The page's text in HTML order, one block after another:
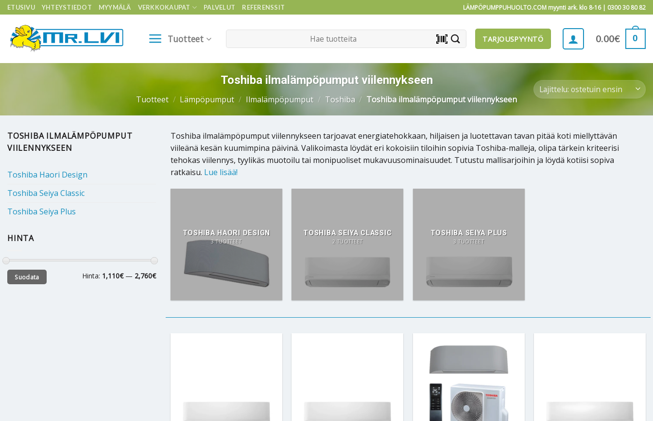
Skip
to
content
ETUSIVU YHTEYSTIEDOT MYYMÄLÄ VERKKOKAUPAT PALVELUT REFERENSSIT LÄMPÖPUMPPUHUOLTO.COM myynti ark. klo 8-16 | 0300 30 80 82
Tuotteet barcode_scanner TARJOUSPYYNTÖ 0.00€ 0
Toshiba ilmalämpöpumput viilennykseen
Tuotteet / Lämpöpumput / Ilmalämpöpumput / Toshiba / Toshiba ilmalämpöpumput viilennykseen
TOSHIBA ILMALÄMPÖPUMPUT
VIILENNYKSEEN
Toshiba Haori Design
Toshiba Seiya Classic
Toshiba Seiya Plus
HINTA
Minimihinta
Maksimihinta
Suodata Hinta: 1,110€— 2,760€
Toshiba ilmalämpöpumput viilennykseen tarjoavat energiatehokkaan, hiljaisen ja luotettavan tavan pitää koti miellyttävän
viileänä kesän kuumimpina päivinä. Valikoimasta löydät eri kokoisiin tiloihin sopivia Toshiba-malleja, olipa tärkein kriteerisi
tehokas viilennys, tyylikäs muotoilu tai monipuoliset mukavuusominaisuudet. Tutustu mallisarjoihin ja löydä kotiisi sopiva
ratkaisu. Lue lisää!
TOSHIBA HAORI DESIGN
3 TUOTTEET
TOSHIBA SEIYA CLASSIC
2 TUOTTEET
TOSHIBA SEIYA PLUS
3 TUOTTEET